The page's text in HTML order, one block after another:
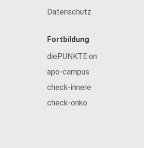
Datenschutz
Fortbildung
diePUNKTE:on
apo-campus
check-innere
check-onko